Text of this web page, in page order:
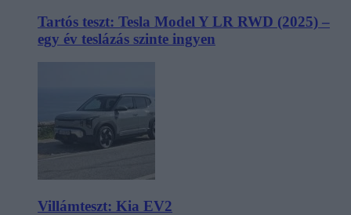
Tartós teszt: Tesla Model Y LR RWD (2025) –
egy év teslázás szinte ingyen
Villámteszt: Kia EV2